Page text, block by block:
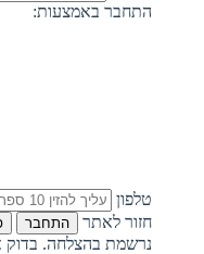
התחבר באמצעות:
טלפון
חזור לאתר
התחבר
נרשמת בהצלחה. בדוק